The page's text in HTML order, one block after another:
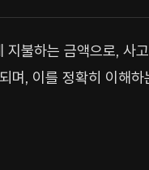
불하는 금액으로, 사
며, 이를 정확히 이해